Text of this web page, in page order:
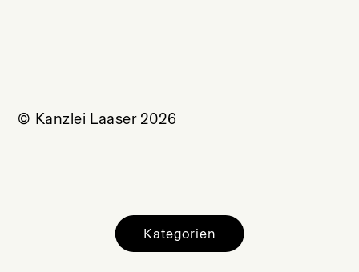
Kategorien
© Kanzlei Laaser 2026